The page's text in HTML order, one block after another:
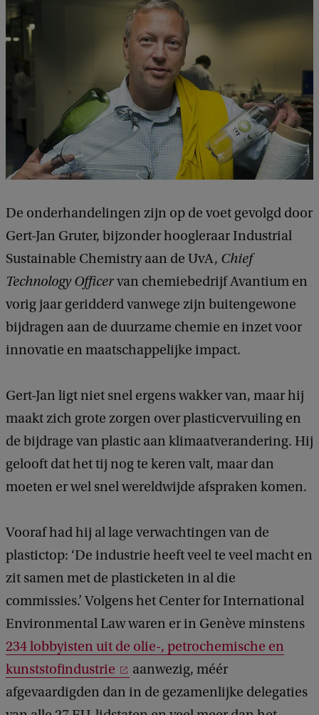
De onderhandelingen zijn op de voet gevolgd door
Gert-Jan Gruter, bijzonder hoogleraar Industrial
Sustainable Chemistry aan de UvA, Chief
Technology Officervan chemiebedrijf Avantium en
vorig jaar geridderd vanwege zijn buitengewone
bijdragen aan de duurzame chemie en inzet voor
innovatie en maatschappelijke impact.
Gert-Jan ligt niet snel ergens wakker van, maar hij
maakt zich grote zorgen over plasticvervuiling en
de bijdrage van plastic aan klimaatverandering. Hij
gelooft dat het tij nog te keren valt, maar dan
moeten er wel snel wereldwijde afspraken komen.
Vooraf had hij al lage verwachtingen van de
plastictop: ‘De industrie heeft veel te veel macht en
zit samen met de plasticketen in al die
commissies.’ Volgens het Center for International
Environmental Law waren er in Genève minstens
234 lobbyisten uit de olie-, petrochemische en
kunststofindustrie
aanwezig, méér
afgevaardigden dan in de gezamenlijke delegaties